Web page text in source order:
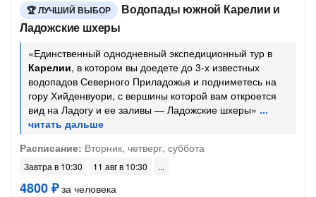
ЛУЧШИЙ ВЫБОР
Водопады южной Карелии и
Ладожские шхеры
«Единственный однодневный экспедиционный тур в
Карелии, в котором вы доедете до 3-х известных
водопадов Северного Приладожья и подниметесь на
гору Хийденвуори, с вершины которой вам откроется
вид на Ладогу и ее заливы — Ладожские шхеры»
Расписание: Вторник, четверг, суббота
Завтра в 10:30 11 авг в 10:30
4800 ₽за человека